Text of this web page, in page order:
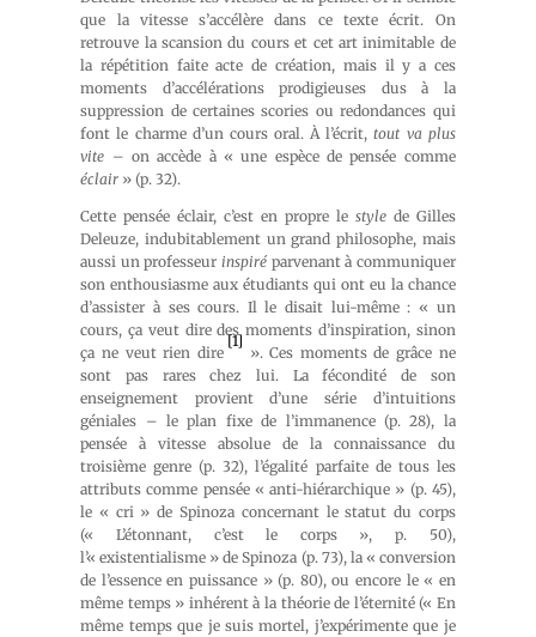
que la vitesse s’accélère dans ce texte écrit. On
retrouve la scansion du cours et cet art inimitable de
la répétition faite acte de création, mais il y a ces
moments d’accélérations prodigieuses dus à la
suppression de certaines scories ou redondances qui
font le charme d’un cours oral. À l’écrit,tout va plus
vite – on accède à « une espèce de pensée comme
éclair » (p. 32).
Cette pensée éclair, c’est en propre le stylede Gilles
Deleuze, indubitablement un grand philosophe, mais
aussi un professeur inspiré parvenant à communiquer
son enthousiasme aux étudiants qui ont eu la chance
d’assister à ses cours. Il le disait lui-même : « un
cours, ça veut dire des moments d’inspiration, sinon
ça ne veut rien dire
[1]
». Ces moments de grâce ne
sont pas rares chez lui. La fécondité de son
enseignement provient d’une série d’intuitions
géniales – le plan fixe de l’immanence (p. 28), la
pensée à vitesse absolue de la connaissance du
troisième genre (p. 32), l’égalité parfaite de tous les
attributs comme pensée « anti-hiérarchique » (p. 45),
le « cri » de Spinoza concernant le statut du corps
(« L’étonnant, c’est le corps », p. 50),
l’« existentialisme » de Spinoza (p. 73), la « conversion
de l’essence en puissance » (p. 80), ou encore le « en
même temps » inhérent à la théorie de l’éternité (« En
même temps que je suis mortel, j’expérimente que je